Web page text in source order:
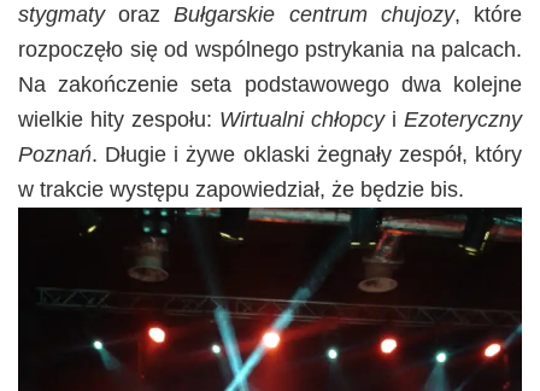
stygmatyorazBułgarskie centrum chujozy, które
rozpoczęło się od wspólnego pstrykania na palcach.
Na zakończenie seta podstawowego dwa kolejne
wielkie hity zespołu: Wirtualni chłopcy i Ezoteryczny
Poznań. Długie i żywe oklaski żegnały zespół, który
w trakcie występu zapowiedział, że będzie bis.